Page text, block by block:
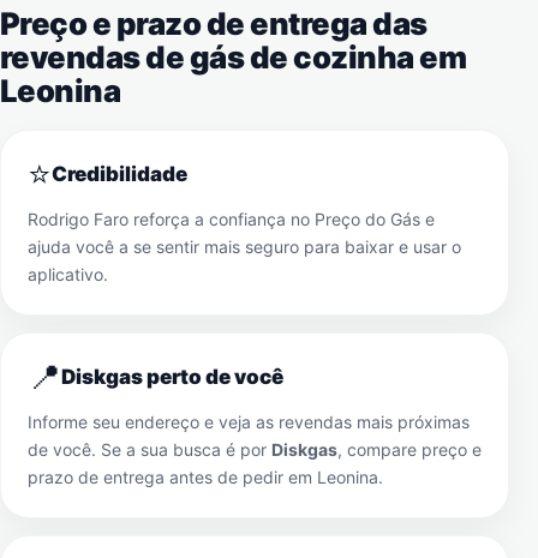
Preço e prazo de entrega das
revendas de gás de cozinha em
Leonina
⭐Credibilidade
Rodrigo Faro reforça a confiança no Preço do Gás e
ajuda você a se sentir mais seguro para baixar e usar o
aplicativo.
📍Diskgas perto de você
Informe seu endereço e veja as revendas mais próximas
de você. Se a sua busca é por Diskgas, compare preço e
prazo de entrega antes de pedir em Leonina.